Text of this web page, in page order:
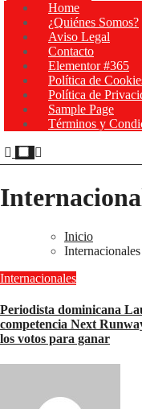
Home
¿Quiénes Somos?
Aviso Legal
Contacto
Elementor #365
Política de
Política de
Sample Page
Términos y
Inicio
Internacionales
Internacionales
Periodista dominicana
competencia Next
los votos para ganar